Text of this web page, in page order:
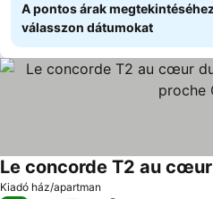
A pontos árak
válasszon dátumokat
Kiadó ház/apartman
Árak megjelenítése